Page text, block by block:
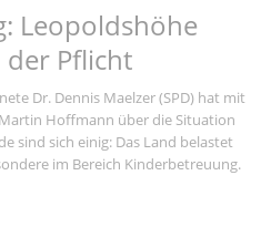
Leopoldshöhe
der Pflicht
Dr. Dennis Maelzer (SPD) hat mit
Hoffmann über die Situation
sind sich einig: Das Land belastet
im Bereich Kinderbetreuung.